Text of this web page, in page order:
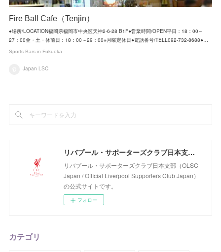
Fire Ball Cafe（Tenjin）
●場所/LOCATION福岡県福岡市中央区天神2-6-28 B1F●営業時間/OPEN平日：18：00～
27：00金・土・休前日：18：00～29：00※月曜定休日●電話番号/TELL092-732-8688●…
Sports Bars in Fukuoka
Japan LSC
リバプール・サポーターズクラブ日本支部（OLSC Japan / Official Liverpool Supporters Club Japan）
リバプール・サポーターズクラブ日本支部（OLSC
Japan / Official Liverpool Supporters Club Japan）
の公式サイトです。
フォロー
カテゴリ